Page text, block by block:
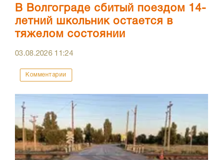
В Волгограде сбитый поездом 14-
летний школьник остается в
тяжелом состоянии
03.08.2026 11:24
Комментарии